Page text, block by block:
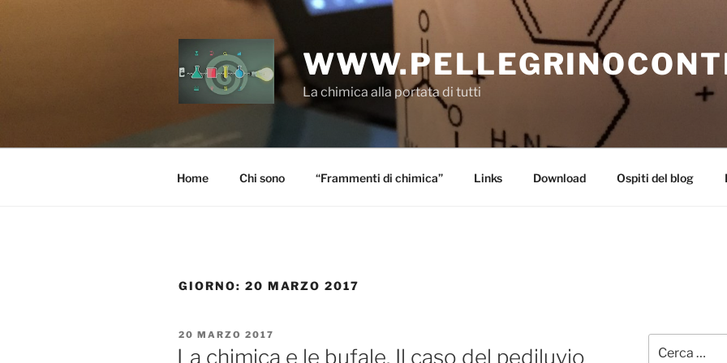
La chimica alla portata di tutti
Home Chi sono “Frammenti di chimica” Links Download Ospiti del blog
GIORNO: 20 MARZO 2017
PUBBLICATO
IL
20 MARZO 2017
La chimica e le bufale. Il caso del pediluvio